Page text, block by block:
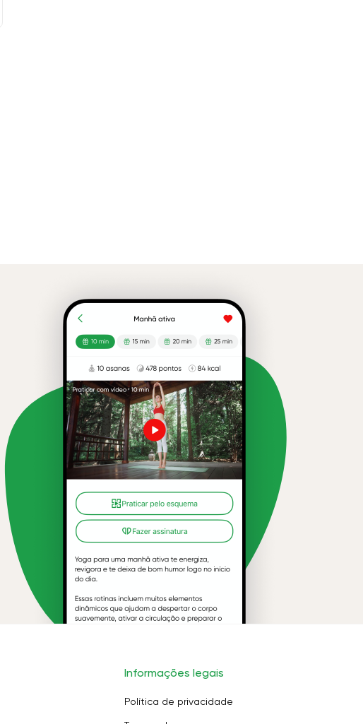
Informações legais
Política de privacidade